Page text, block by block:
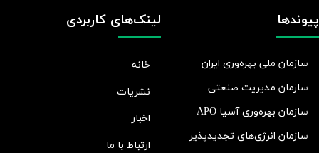
لینک‌های کاربردی
خانه
نشریات
اخبار
ارتباط با ما
پیوندها
سازمان ملی بهره‌وری ایران
سازمان مدیریت صنعتی
سازمان بهره‌وری آسیا APO
سازمان انرژی‌های تجدیدپذیر